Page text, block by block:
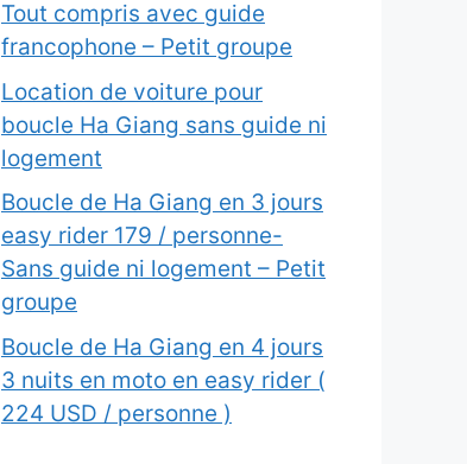
Tout compris avec guide
francophone – Petit groupe
Location de voiture pour
boucle Ha Giang sans guide ni
logement
Boucle de Ha Giang en 3 jours
easy rider 179 / personne-
Sans guide ni logement – Petit
groupe
Boucle de Ha Giang en 4 jours
3 nuits en moto en easy rider (
224 USD / personne )